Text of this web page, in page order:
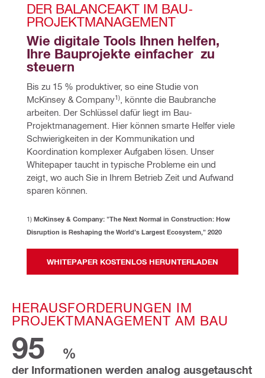
DER BALANCEAKT IM BAU-
PROJEKTMANAGEMENT
Wie digitale Tools Ihnen helfen,
Ihre Bauprojekte einfacher  zu
steuern
Bis zu 15 % produktiver, so eine Studie von
McKinsey & Company1)
, könnte die Baubranche
arbeiten. Der Schlüssel dafür liegt im Bau-
Projektmanagement. Hier können smarte Helfer viele
Schwierigkeiten in der Kommunikation und
Koordination komplexer Aufgaben lösen. Unser
Whitepaper taucht in typische Probleme ein und
zeigt, wo auch Sie in Ihrem Betrieb Zeit und Aufwand
sparen können.
1) McKinsey & Company: "The Next Normal in Construction: How
Disruption is Reshaping the World’s Largest Ecosystem," 2020
WHITEPAPER KOSTENLOS HERUNTERLADEN
HERAUSFORDERUNGEN IM
PROJEKTMANAGEMENT AM BAU
95 %
der Informationen werden analog ausgetauscht